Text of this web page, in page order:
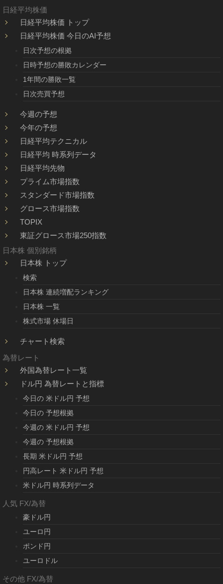
日経平均株価
日経平均株価 トップ
日経平均株価 今日のAI予想
日次予想の根拠
日時予想の勝敗カレンダー
1年間の勝敗一覧
日次売買予想
今週の予想
今年の予想
日経平均テクニカル
日経平均 時系列データ
日経平均先物
プライム市場指数
スタンダード市場指数
グロース市場指数
TOPIX
東証グロース市場250指数
日本株 個別銘柄
日本株 トップ
検索
日本株 連続増配ランキング
日本株 一覧
株式市場 休場日
チャート検索
為替レート
外国為替レート一覧
ドル円 為替レートと指標
今日の 米ドル円 予想
今日の 予想根拠
今週の 米ドル円 予想
今週の 予想根拠
長期 米ドル円 予想
円高レート 米ドル円 予想
米ドル円 時系列データ
人気 FX/為替
豪ドル円
ユーロ円
ポンド円
ユーロドル
その他 FX/為替